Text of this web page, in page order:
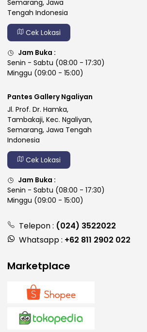
Semarang, Jawa
Tengah Indonesia
Cek Lokasi
Jam Buka :
Senin - Sabtu (08:00 - 17:30)
Minggu (09:00 - 15:00)
Pantes Gallery Ngaliyan
Jl. Prof. Dr. Hamka,
Tambakaji, Kec. Ngaliyan,
Semarang, Jawa Tengah
Indonesia
Cek Lokasi
Jam Buka :
Senin - Sabtu (08:00 - 17:30)
Minggu (09:00 - 15:00)
Telepon : (024) 3522022
Whatsapp : +62 811 2902 022
Marketplace